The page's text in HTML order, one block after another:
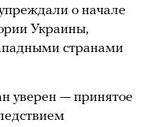
о начале
Украины,
странами
уверен — принятое